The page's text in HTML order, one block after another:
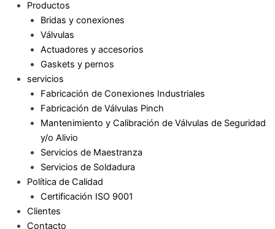
Productos
Bridas y conexiones
Válvulas
Actuadores y accesorios
Gaskets y pernos
servicios
Fabricación de Conexiones Industriales
Fabricación de Válvulas Pinch
Mantenimiento y Calibración de Válvulas de Seguridad
y/o Alivio
Servicios de Maestranza
Servicios de Soldadura
Política de Calidad
Certificación ISO 9001
Clientes
Contacto